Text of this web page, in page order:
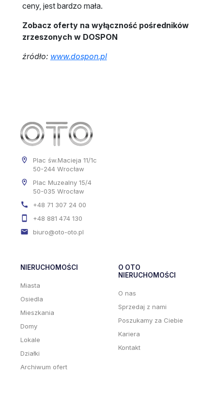
ceny, jest bardzo mała.
Zobacz oferty na wyłączność pośredników
zrzeszonych w DOSPON
źródło: www.dospon.pl
Plac św.Macieja 11/1c
50-244 Wrocław
Plac Muzealny 15/4
50-035 Wrocław
+48 71 307 24 00
+48 881 474 130
biuro@oto-oto.pl
NIERUCHOMOŚCI
Miasta
Osiedla
Mieszkania
Domy
Lokale
Działki
Archiwum ofert
O OTO
NIERUCHOMOŚCI
O nas
Sprzedaj z nami
Poszukamy za Ciebie
Kariera
Kontakt